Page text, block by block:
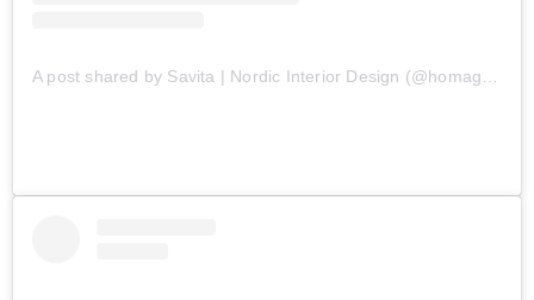
A post shared by Savita | Nordic Interior Design (@homagine)